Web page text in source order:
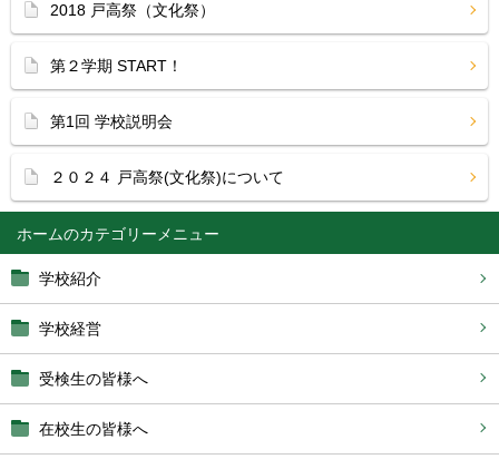
ホーム
学校紹介
学校経営
受検生の皆様へ
在校生の皆様へ
2018 戸高祭（文化祭）
第２学期 START！
第1回 学校説明会
２０２４ 戸高祭(文化祭)について